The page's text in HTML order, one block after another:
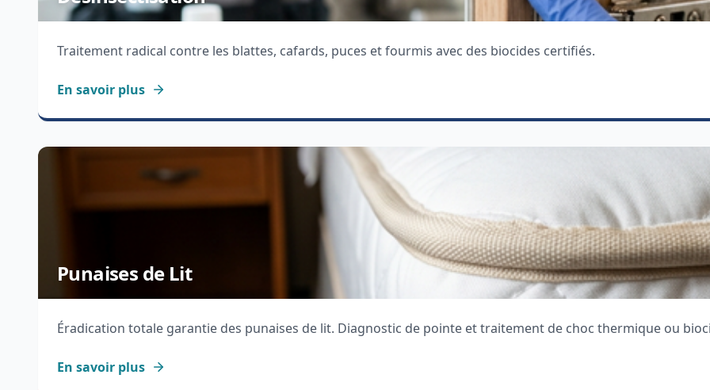
Traitement radical contre les blattes, cafards, puces et fourmis avec des biocides certifiés.
En savoir plus
Punaises de Lit
Éradication totale garantie des punaises de lit. Diagnostic de pointe et traitement de choc thermique ou
En savoir plus